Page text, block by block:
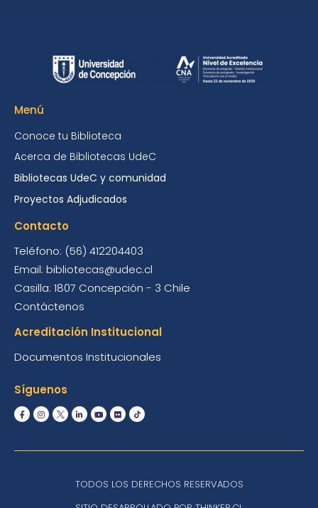
Menú
Conoce tu Biblioteca
Acerca de Bibliotecas UdeC
Bibliotecas UdeC y comunidad
Proyectos Adjudicados
Contacto
Teléfono: (56) 412204403
Email: bibliotecas@udec.cl
Casilla: 1807 Concepción - 3 Chile
Contáctenos
Acreditación Institucional
Documentos Institucionales
Síguenos
TODOS LOS DERECHOS RESERVADOS